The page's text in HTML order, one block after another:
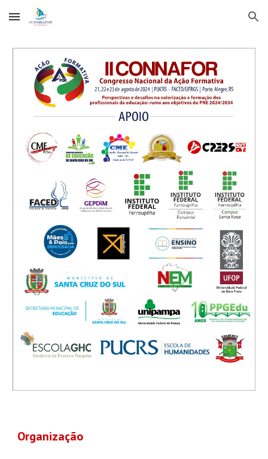
Skip to main content Skip to navigation
Organização